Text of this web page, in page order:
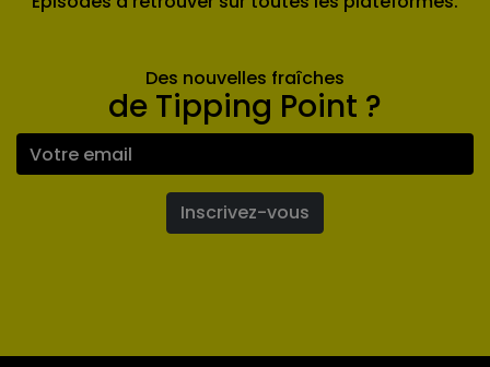
Des nouvelles fraîches
de Tipping Point ?